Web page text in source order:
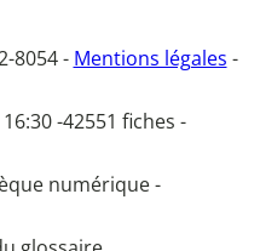
8054 - Mentions légales -
-42551 fiches -
numérique -